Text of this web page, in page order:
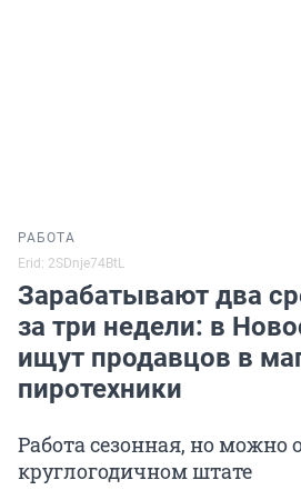
РАБОТА
Erid: 2SDnje74BtL
Зарабатывают два
за три недели: в
ищут продавцов в
пиротехники
Работа сезонная, но можно
круглогодичном штате